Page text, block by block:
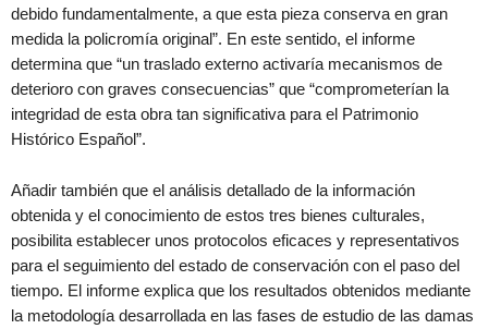
debido fundamentalmente, a que esta pieza conserva en gran
medida la policromía original”. En este sentido, el informe
determina que “un traslado externo activaría mecanismos de
deterioro con graves consecuencias” que “comprometerían la
integridad de esta obra tan significativa para el Patrimonio
Histórico Español”.
Añadir también que el análisis detallado de la información
obtenida y el conocimiento de estos tres bienes culturales,
posibilita establecer unos protocolos eficaces y representativos
para el seguimiento del estado de conservación con el paso del
tiempo. El informe explica que los resultados obtenidos mediante
la metodología desarrollada en las fases de estudio de las damas